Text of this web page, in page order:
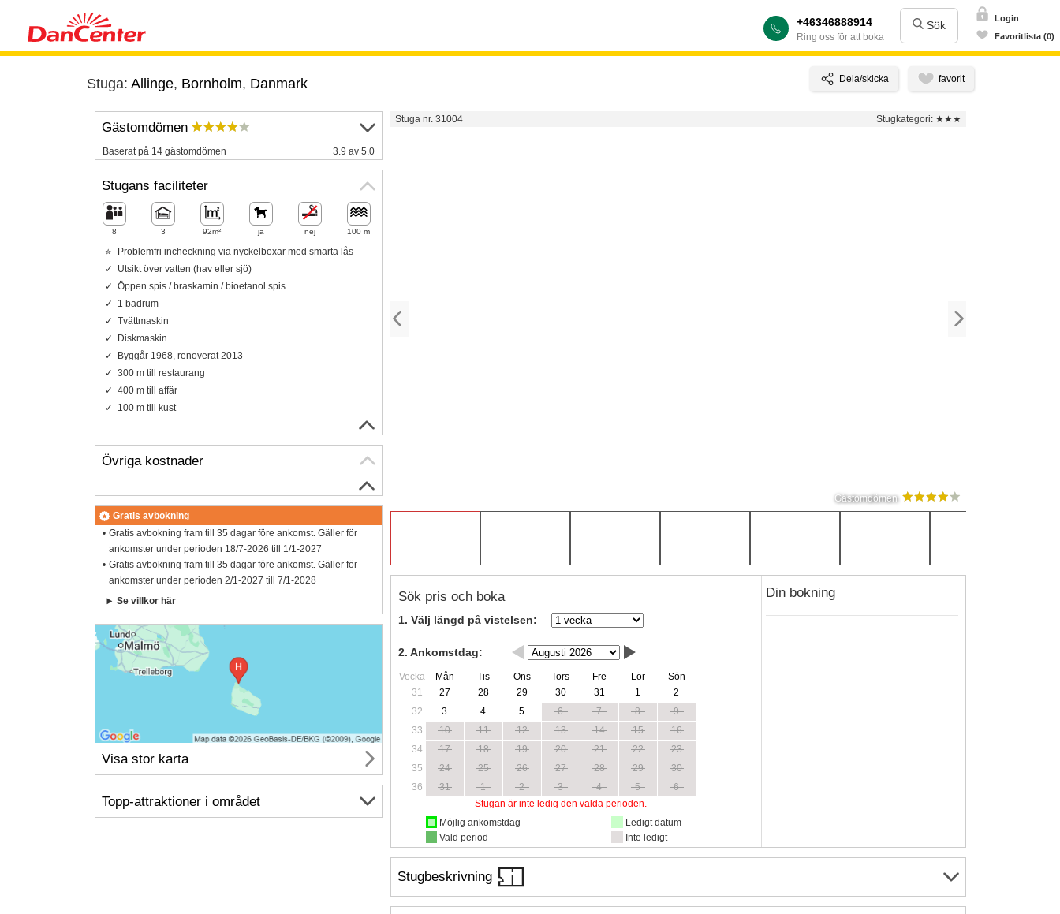
+46346888914
Ring oss för att boka
Sök
Login
Favoritlista (0)
Stuga: Allinge, Bornholm, Danmark
Stuga nr. 31004 Stugkategori: ★★★
Gästomdömen
Sök pris och boka
1. Välj längd på vistelsen:
2. Ankomstdag:
Vecka Mån Tis Ons Tors Fre Lör
Sön
31
27 28 29 30 31 1
2
32
3 4 5 6 7 8
9
33
10 11 12 13 14 15
16
34
17 18 19 20 21 22
23
35
24 25 26 27 28 29
30
36
31 1 2 3 4 5
6
Stugan är inte ledig den valda perioden.
Möjlig ankomstdag
Vald period
Ledigt datum
Inte ledigt
Din bokning
Stugbeskrivning
Gästomdömen
Baserat på 14 gästomdömen 3.9 av 5.0
Stugans faciliteter
8 3 92m² ja nej 100 m
Problemfri incheckning via nyckelboxar med smarta lås
Utsikt över vatten (hav eller sjö)
Öppen spis / braskamin / bioetanol spis
1 badrum
Tvättmaskin
Diskmaskin
Byggår 1968, renoverat 2013
300 m till restaurang
400 m till affär
100 m till kust
Övriga kostnader
Gratis avbokning
Gratis avbokning fram till 35 dagar före ankomst. Gäller för
ankomster under perioden 18/7-2026 till 1/1-2027
Gratis avbokning fram till 35 dagar före ankomst. Gäller för
ankomster under perioden 2/1-2027 till 7/1-2028
Se villkor här
Visa stor karta
Topp-attraktioner i området